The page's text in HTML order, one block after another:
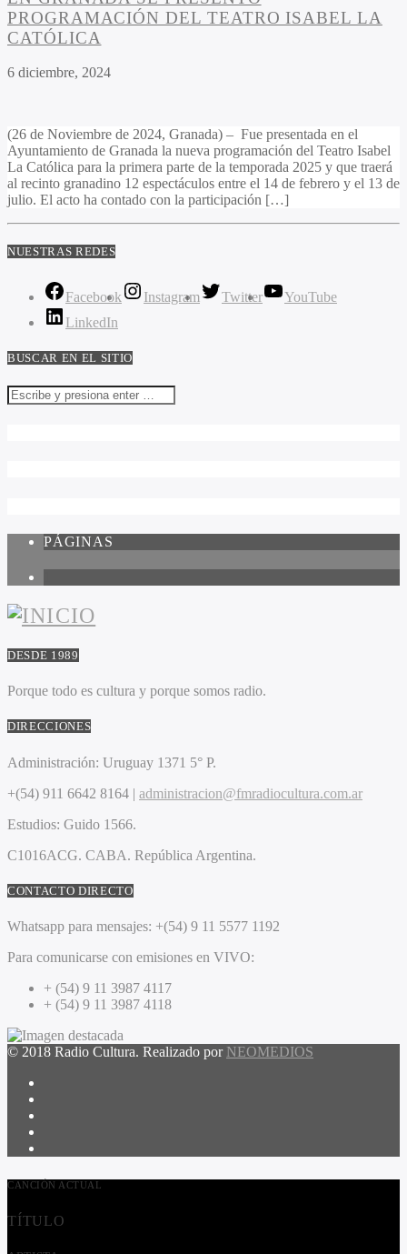
PROGRAMACIÓN DEL TEATRO ISABEL LA
CATÓLICA
6 diciembre, 2024
(26 de Noviembre de 2024, Granada) – Fue presentada en el
Ayuntamiento de Granada la nueva programación del Teatro Isabel
La Católica para la primera parte de la temporada 2025 y que traerá
al recinto granadino 12 espectáculos entre el 14 de febrero y el 13 de
julio. El acto ha contado con la participación […]
NUESTRAS REDES
Facebook Instagram Twitter
YouTube
LinkedIn
BUSCAR EN EL SITIO
PÁGINAS
DESDE 1989
Porque todo es cultura y porque somos radio.
DIRECCIONES
Administración: Uruguay 1371 5° P.
+(54) 911 6642 8164 | administracion@fmradiocultura.com.ar
Estudios: Guido 1566.
C1016ACG. CABA. República Argentina.
CONTACTO DIRECTO
Whatsapp para mensajes: +(54) 9 11 5577 1192
Para comunicarse con emisiones en VIVO:
+ (54) 9 11 3987 4117
+ (54) 9 11 3987 4118
© 2018 Radio Cultura. Realizado por NEOMEDIOS
CANCIÓN ACTUAL
TÍTULO